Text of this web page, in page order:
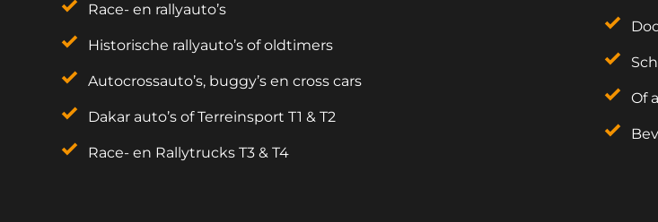
Race- en rallyauto’s
Historische rallyauto’s of oldtimers
Autocrossauto’s, buggy’s en cross cars
Dakar auto’s of Terreinsport T1 & T2
Race- en Rallytrucks T3 & T4
Of